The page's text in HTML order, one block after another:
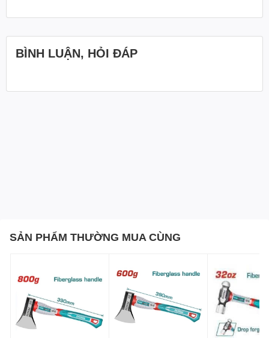
BÌNH LUẬN, HỎI ĐÁP
SẢN PHẨM THƯỜNG MUA CÙNG